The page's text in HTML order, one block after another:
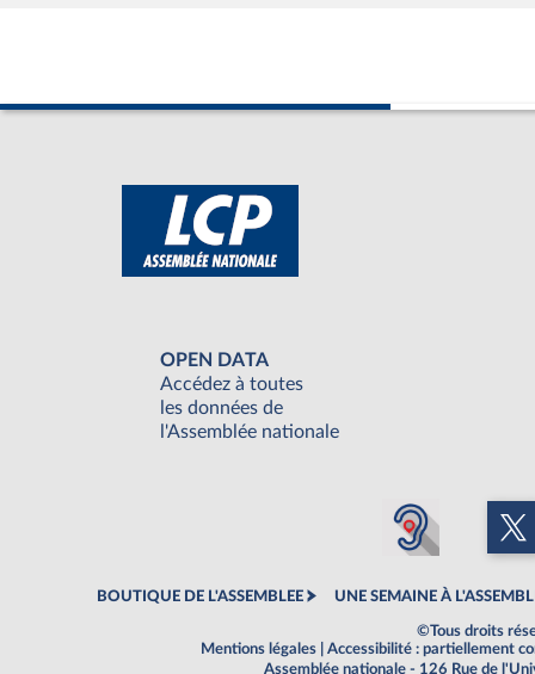
OPEN DATA
Accédez à toutes
les données de
l'Assemblée nationale
BOUTIQUE DE L'ASSEMBLEE UNE SEMAINE À
©Tous droits
Mentions légales
Accessibilité : partiellement
Assemblée nationale - 126 Rue de